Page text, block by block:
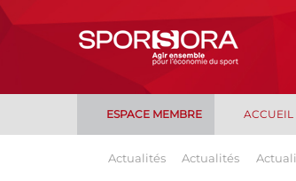
ESPACE MEMBRE ACCUEIL
Actualités Actualités